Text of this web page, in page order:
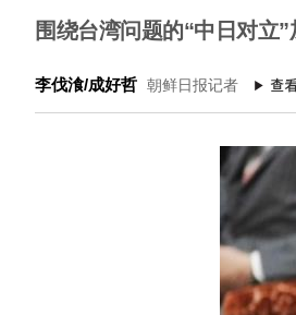
围绕台湾问题的“中日对立”
李伐湌/成好哲 朝鲜日报记者